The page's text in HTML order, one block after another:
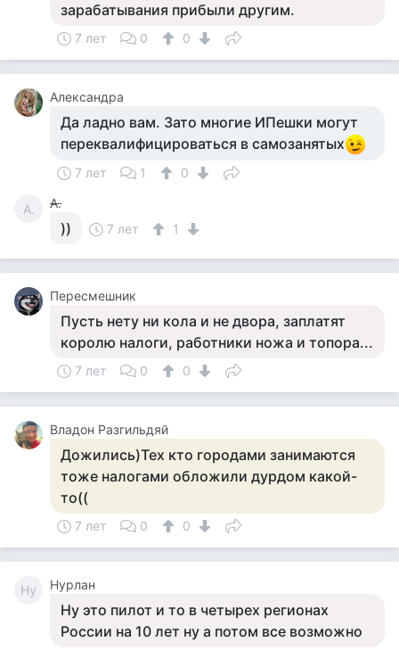
зарабатывания прибыли другим.
7 лет 0 0
Александра
Да ладно вам. Зато многие ИПешки могут
переквалифицироваться в самозанятых
7 лет 1 0
А. А.
)) 7 лет 1
Пересмешник
Пусть нету ни кола и не двора, заплатят
королю налоги, работники ножа и топора...
7 лет 0 0
Владон Разгильдяй
Дожились)Тех кто городами занимаются
тоже налогами обложили дурдом какой-
то((
7 лет 0 0
Ну Нурлан
Ну это пилот и то в четырех регионах
России на 10 лет ну а потом все возможно